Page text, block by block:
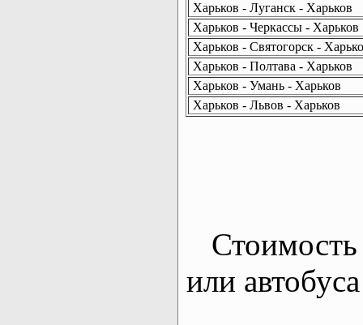
Харьков - Луганск - Харьков
Харьков - Черкассы - Харьков
Харьков - Святогорск -
Харьков - Полтава - Харьков
Харьков - Умань - Харьков
Харьков - Львов - Харьков
Стоимость
или